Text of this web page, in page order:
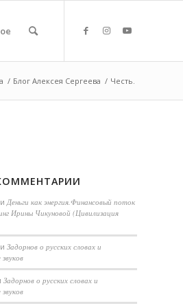
/ Блог Алексея Сергеева / Честь.
Деньги как энергия.Финансовый поток
Ирины Чикуновой (Цивилизация
Задорнов о русских словах и
Задорнов о русских словах и